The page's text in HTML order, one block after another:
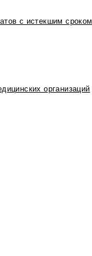
с истекшим сроком
организаций